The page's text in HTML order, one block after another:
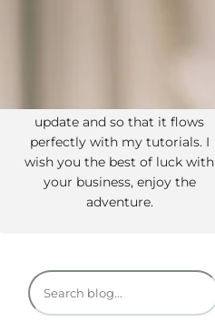
update and so that it flows
perfectly with my tutorials. I
wish you the best of luck with
your business, enjoy the
adventure.
R
e